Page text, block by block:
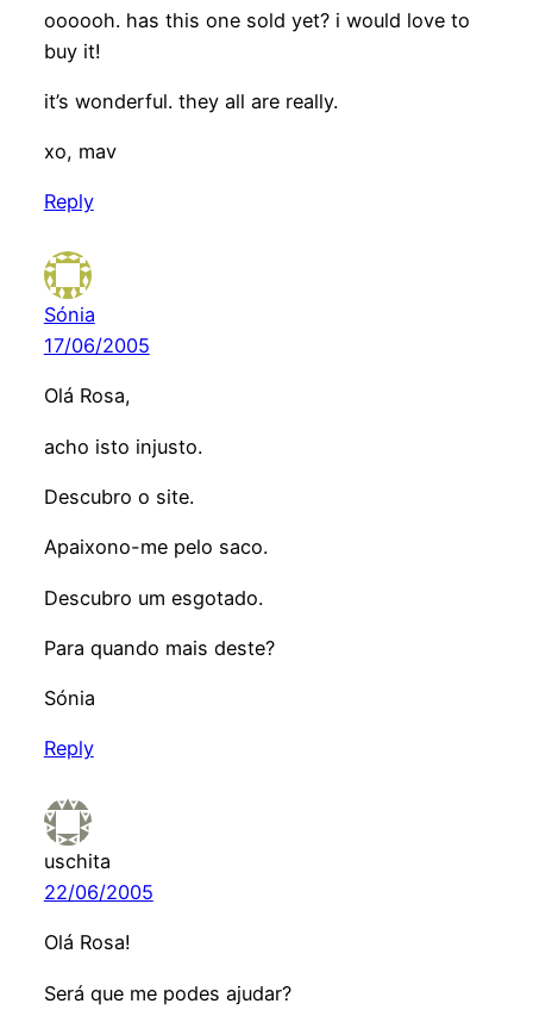
oooooh. has this one sold yet? i would love to
buy it!
it’s wonderful. they all are really.
xo, mav
Reply
Sónia
17/06/2005
Olá Rosa,
acho isto injusto.
Descubro o site.
Apaixono-me pelo saco.
Descubro um esgotado.
Para quando mais deste?
Sónia
Reply
uschita
22/06/2005
Olá Rosa!
Será que me podes ajudar?